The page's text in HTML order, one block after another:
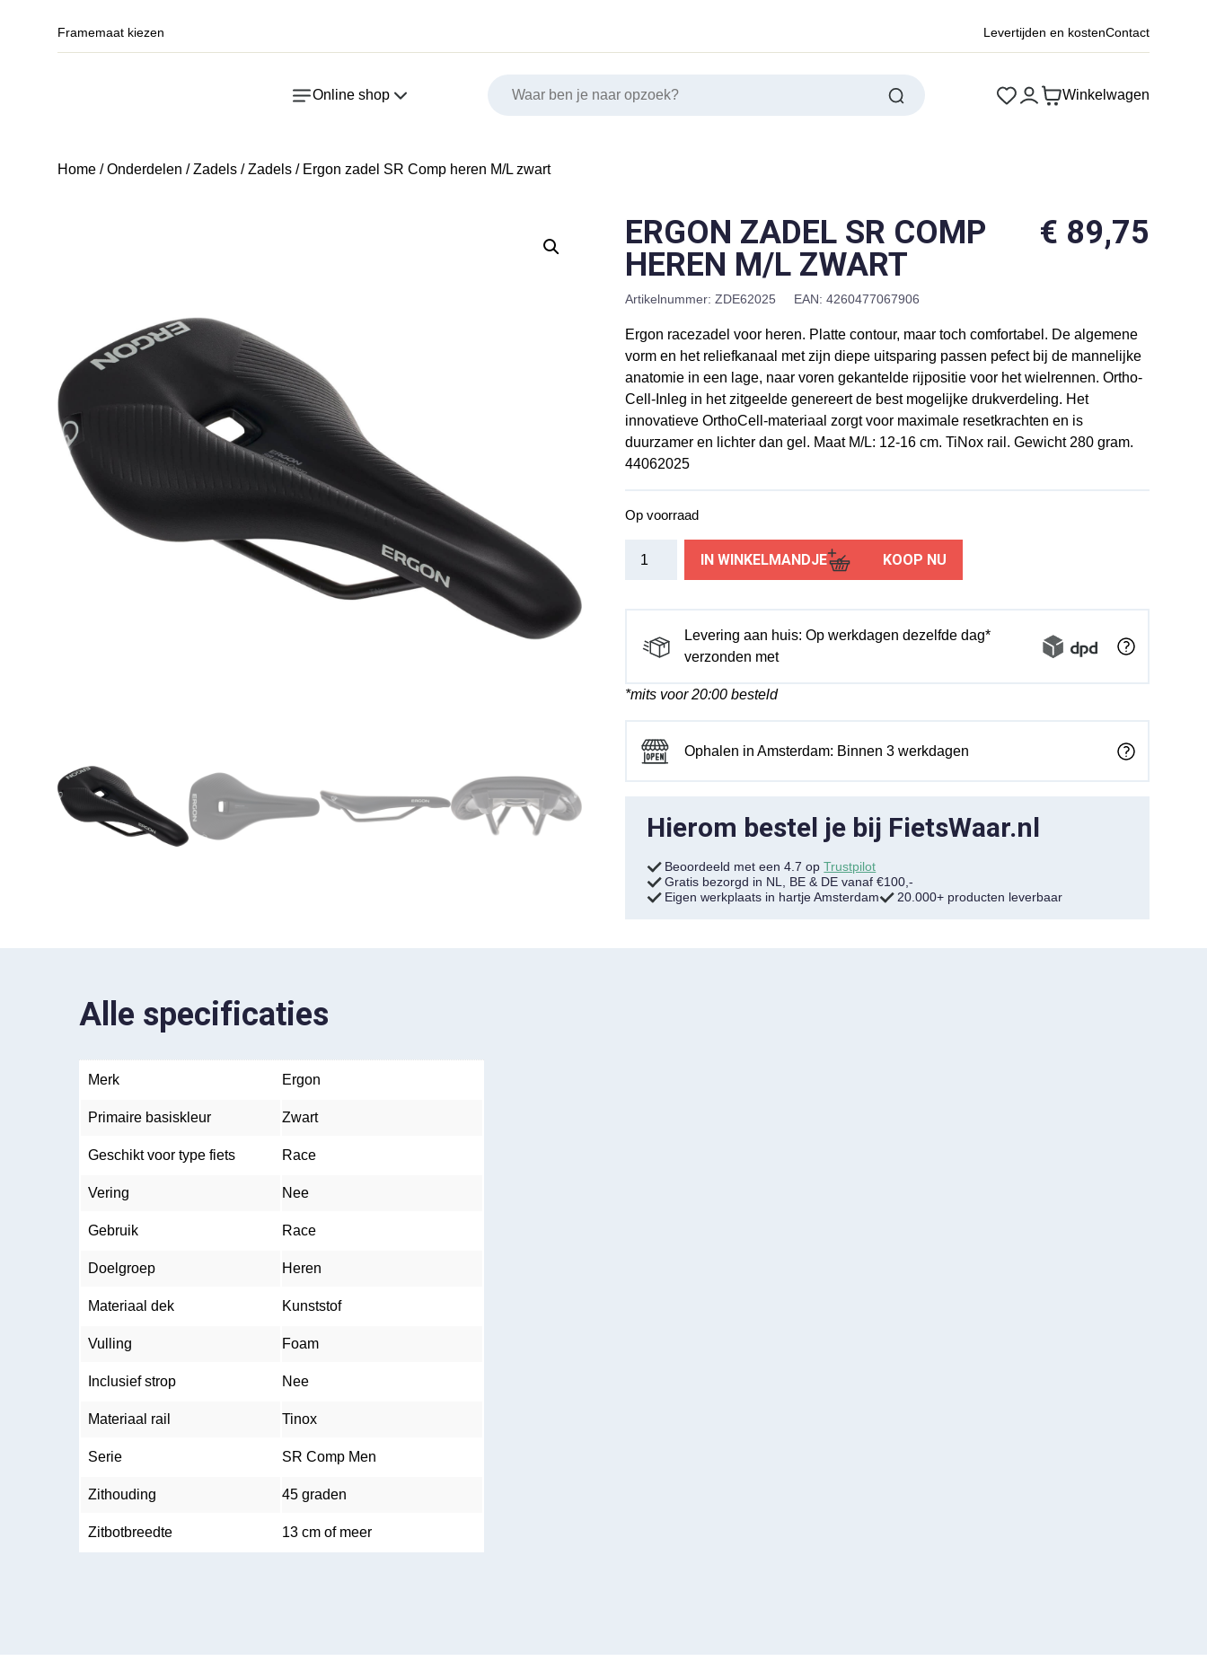
Framemaat kiezen Levertijden en kostenContact
Online shop Winkelwagen
Home /Onderdelen /Zadels /Zadels / Ergon zadel SR Comp heren M/L zwart
ERGON ZADEL SR COMP
HEREN M/L ZWART
€ 89,75
Artikelnummer:ZDE62025 EAN: 4260477067906
Ergon racezadel voor heren. Platte contour, maar toch comfortabel. De algemene
vorm en het reliefkanaal met zijn diepe uitsparing passen pefect bij de mannelijke
anatomie in een lage, naar voren gekantelde rijpositie voor het wielrennen. Ortho-
Cell-Inleg in het zitgeelde genereert de best mogelijke drukverdeling. Het
innovatieve OrthoCell-materiaal zorgt voor maximale resetkrachten en is
duurzamer en lichter dan gel. Maat M/L: 12-16 cm. TiNox rail. Gewicht 280 gram.
44062025
Op voorraad
heren
M/L
aantal
IN WINKELMANDJE KOOP NU
Levering aan huis: Op werkdagen dezelfde dag*
verzonden met
*mits voor 20:00 besteld
Ophalen in Amsterdam: Binnen 3 werkdagen
Hierom bestel je bij FietsWaar.nl
Beoordeeld met een 4.7 opTrustpilot
Gratis bezorgd in NL, BE & DE vanaf €100,-
Eigen werkplaats in hartje Amsterdam
20.000+ producten leverbaar
Alle specificaties
Merk Ergon
Primaire basiskleur Zwart
Geschikt voor type fiets Race
Vering Nee
Gebruik Race
Doelgroep Heren
Materiaal dek Kunststof
Vulling Foam
Inclusief strop Nee
Materiaal rail Tinox
Serie SR Comp Men
Zithouding 45 graden
Zitbotbreedte 13 cm of meer